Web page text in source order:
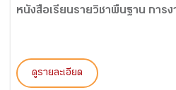
หนังสือเรียนรายวิชาพื้นฐาน การ
ดูรายละเอียด